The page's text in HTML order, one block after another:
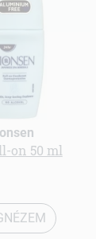
on 50 ml